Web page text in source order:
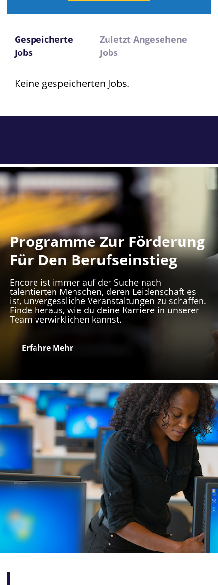
Gespeicherte
Jobs
Zuletzt Angesehene
Jobs
Keine gespeicherten Jobs.
Programme Zur Förderung
Für Den Berufseinstieg
Encore ist immer auf der Suche nach
talentierten Menschen, deren Leidenschaft es
ist, unvergessliche Veranstaltungen zu schaffen.
Finde heraus, wie du deine Karriere in unserer
Team verwirklichen kannst.
Erfahre Mehr